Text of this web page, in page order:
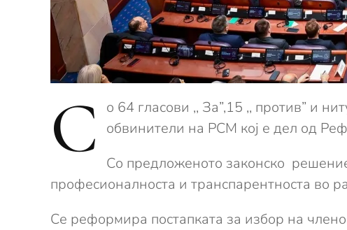
С
о 64 гласови ,, За”,15 ,, против” и
обвинители на РСМ кој е дел од
Со предложеното законско
професионалноста и транспарентноста во
Се реформира постапката за избор на